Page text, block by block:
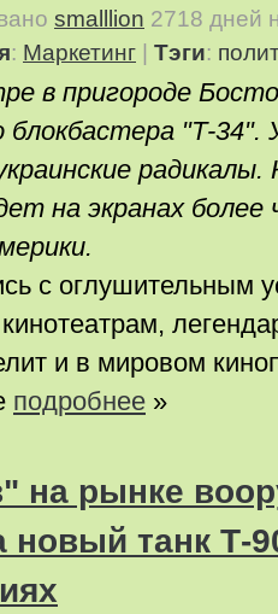
smalllion 2718 дней
: Маркетинг Тэги:
в пригороде
блокбастера "Т-34".
на экранах более
с оглушительным
и в мировом
подробнее »
на рынке
новый танк Т-